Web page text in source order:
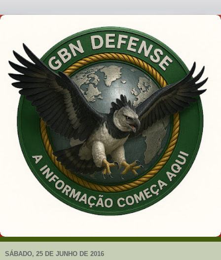
SÁBADO, 25 DE JUNHO DE 2016